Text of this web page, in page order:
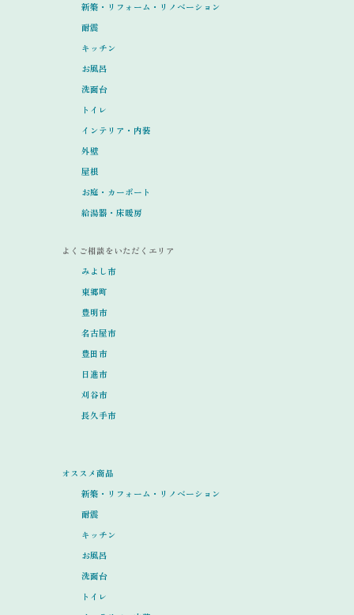
新築・リフォーム・リノベーション
耐震
キッチン
お風呂
洗面台
トイレ
インテリア・内装
外壁
屋根
お庭・カーポート
給湯器・床暖房
よくご相談をいただくエリア
みよし市
東郷町
豊明市
名古屋市
豊田市
日進市
刈谷市
長久手市
オススメ商品
新築・リフォーム・リノベーション
耐震
キッチン
お風呂
洗面台
トイレ